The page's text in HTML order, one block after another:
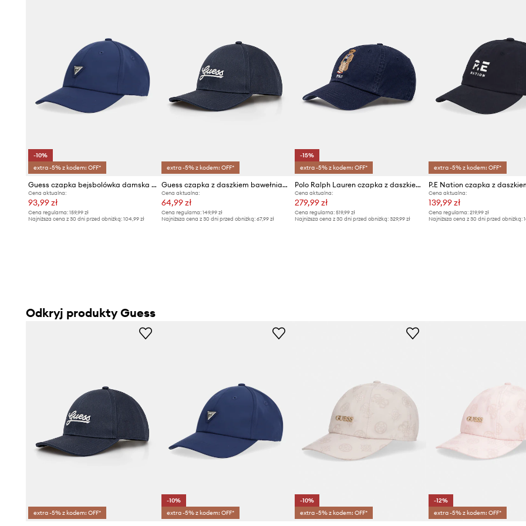
-10%
extra -5% z kodem: OFF*
Guess czapka bejsbolówka damska NOEMIE
Cena aktualna:
93,99 zł
Cena regularna: 159,99 zł
Najniższa cena z 30 dni przed obniżką: 104,99 zł
extra -5% z kodem: OFF*
Guess czapka z daszkiem bawełniana
Cena aktualna:
64,99 zł
Cena regularna:149,99 zł
Najniższa cena z 30 dni przed obniżką:67,99 zł
-15%
extra -5% z kodem: OFF*
Polo Ralph Lauren czapka z daszkiem damska bawełniana
Cena aktualna:
279,99 zł
Cena regularna: 519,99 zł
Najniższa cena z 30 dni przed obniżką: 329,99 zł
extra -5% z kodem: OFF*
Cena aktualna:
139,99 zł
Cena regularna: 219,99 zł
Najniższa cena z 30 dni przed obniżką:
Odkryj produkty Guess
extra -5% z kodem: OFF*
-10%
extra -5% z kodem: OFF*
-10%
extra -5% z kodem: OFF*
-12%
extra -5% z kodem: OFF*